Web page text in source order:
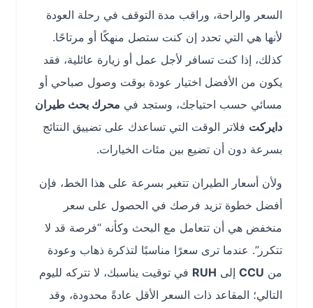
السعر والراحة، وراقب مدة التوقف في رحلة العودة
لأنها هي التي تحدد إن كنت ستصل منهكًا أو مرتاحًا.
كذلك، إذا كنت تسافر لأجل عمل أو زيارة عائلية، فقد
يكون من الأفضل اختيار عودة بوقت وصول صباحي أو
مسائي حسب احتياجك، وستجد فيمحرك بحث طيران
دايركتفلاتر الوقت التي تساعدك على تضييق النتائج
بسرعة دون أن تضيع بين مئات الخيارات.
ولأن أسعار الطيران تتغير بسرعة على هذا الخط، فإن
أفضل خطوة تزيد فرصك في الحصول على سعر
منخفض هي أن تتعامل مع البحث وكأنه “فرصة قد لا
تتكرر”. عندما ترى سعرًا مناسبًا لتذكرة ذهاب وعودة
CCU إلىRUH في توقيت يناسبك، لا تتركه لليوم
التالي؛ المقاعد ذات السعر الأقل عادةً محدودة، وقد